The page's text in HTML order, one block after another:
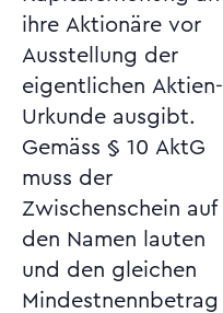
ihre Aktionäre vor
Ausstellung der
eigentlichen Aktien-
Urkunde ausgibt.
Gemäss § 10 AktG
muss der
Zwischenschein auf
den Namen lauten
und den gleichen
Mindestnennbetrag
aller Welt
angeboten wurden,
erwiesen sich diese
Papiere bis anhin in
nahezu jedem Fall als
Nonvaleurs; die
jeweilige
Aktiengesellschaft
wurde in der Regel
überhaupt nicht